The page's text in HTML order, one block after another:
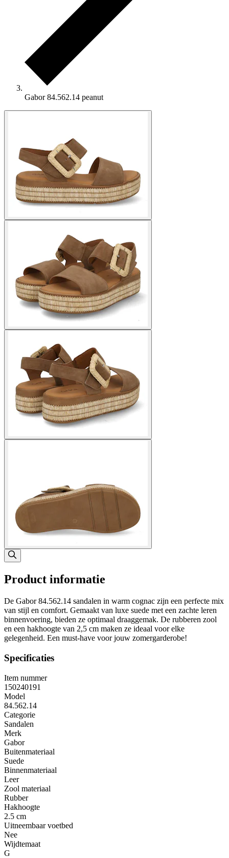
Gabor 84.562.14 peanut
Product informatie
De Gabor 84.562.14 sandalen in warm cognac zijn een perfecte mix
van stijl en comfort. Gemaakt van luxe suede met een zachte leren
binnenvoering, bieden ze optimaal draaggemak. De rubberen zool
en een hakhoogte van 2,5 cm maken ze ideaal voor elke
gelegenheid. Een must-have voor jouw zomergarderobe!
Specificaties
Item nummer
150240191
Model
84.562.14
Categorie
Sandalen
Merk
Gabor
Buitenmateriaal
Suede
Binnenmateriaal
Leer
Zool materiaal
Rubber
Hakhoogte
2.5 cm
Uitneembaar voetbed
Nee
Wijdtemaat
G